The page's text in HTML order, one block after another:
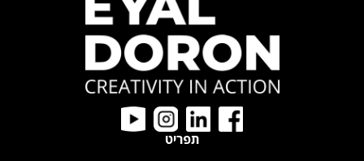
תפריט